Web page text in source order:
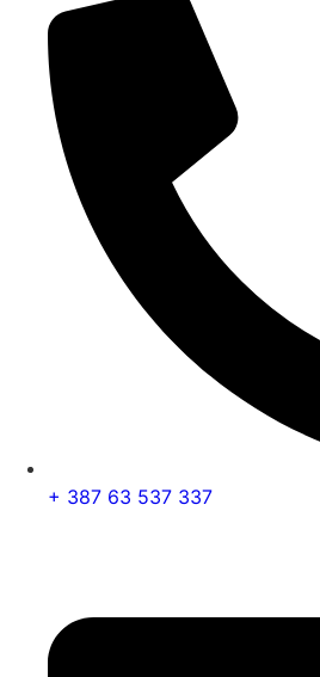
+ 387 63 537 337